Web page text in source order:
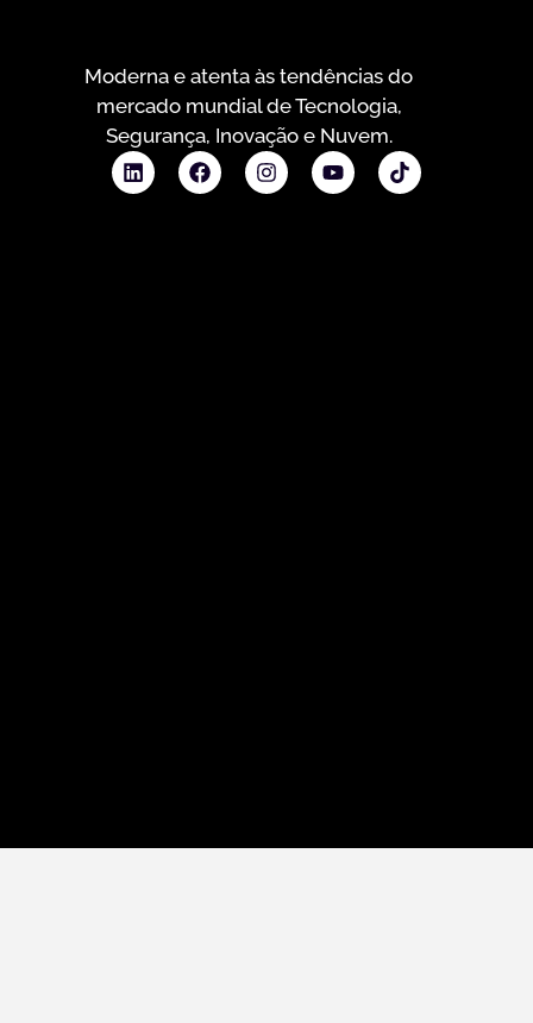
Moderna e atenta às tendências do
mercado mundial de Tecnologia,
Segurança, Inovação e Nuvem.